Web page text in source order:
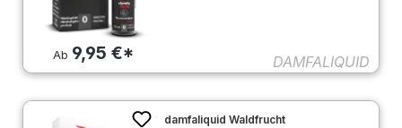
Ab 9,95 €* DAMFALIQUID
damfaliquid Waldfrucht